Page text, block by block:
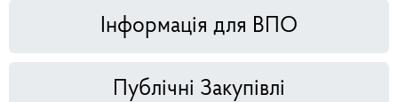
Інформація для ВПО
Публічні Закупівлі